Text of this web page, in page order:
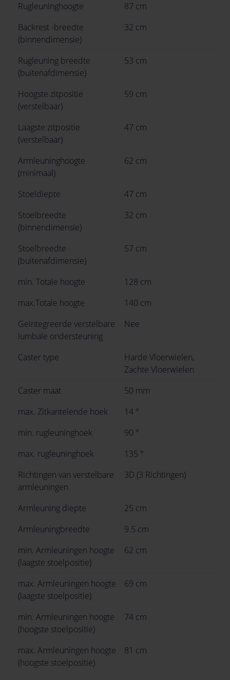
Rugleuninghoogte
87 cm
Backrest -breedte
(binnendimensie)
32 cm
Rugleuning breedte
(buitenafdimensie)
53 cm
Hoogste zitpositie
(verstelbaar)
59 cm
Laagste zitpositie
(verstelbaar)
47 cm
Armleuninghoogte
(minimaal)
62 cm
Stoeldiepte
47 cm
Stoelbreedte
(binnendimensie)
32 cm
Stoelbreedte
(buitenafdimensie)
57 cm
min. Totale hoogte
128 cm
max.Totale hoogte
140 cm
Geïntegreerde verstelbare
lumbale ondersteuning
Nee
Caster type
Harde Vloerwielen,
Zachte Vloerwielen
Caster maat
50 mm
max. Zitkantelende hoek
14 °
min. rugleuninghoek
90 °
max. rugleuninghoek
135 °
Richtingen van verstelbare
armleuningen
3D (3 Richtingen)
Armleuning diepte
25 cm
Armleuningbreedte
9.5 cm
min. Armleuningen hoogte
(laagste stoelpositie)
62 cm
max. Armleuningen hoogte
(laagste stoelpositie)
69 cm
min. Armleuningen hoogte
(hoogste stoelpositie)
74 cm
max. Armleuningen hoogte
(hoogste stoelpositie)
81 cm